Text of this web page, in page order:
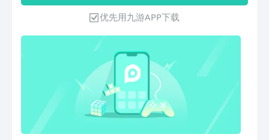
优先用九游APP下载